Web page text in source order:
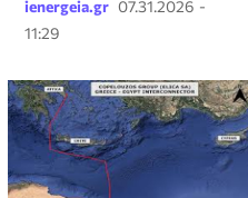
ienergeia.gr 07.31.2026 -
11:29